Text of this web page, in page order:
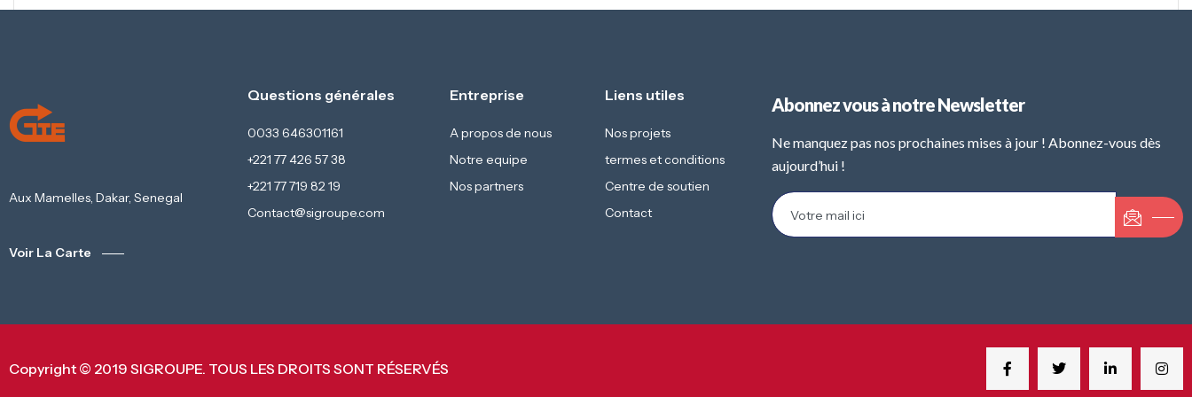
Aux Mamelles, Dakar, Senegal
Voir La Carte
Questions générales
0033 646301161
+221 77 426 57 38
+221 77 719 82 19
Contact@sigroupe.com
Entreprise
A propos de nous
Notre equipe
Nos partners
Liens utiles
Nos projets
termes et conditions
Centre de soutien
Contact
Abonnez vous à notre Newsletter
Ne manquez pas nos prochaines mises à jour ! Abonnez-vous dès
aujourd’hui !
Copyright © 2019 SIGROUPE. TOUS LES DROITS SONT RÉSERVÉS